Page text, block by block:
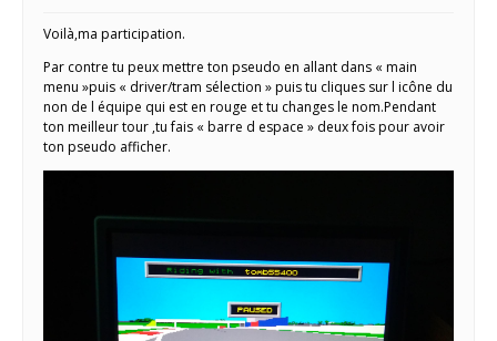
Voilà,ma participation.
Par contre tu peux mettre ton pseudo en allant dans « main
menu »puis « driver/tram sélection » puis tu cliques sur l icône du
non de l équipe qui est en rouge et tu changes le nom.Pendant
ton meilleur tour ,tu fais « barre d espace » deux fois pour avoir
ton pseudo afficher.